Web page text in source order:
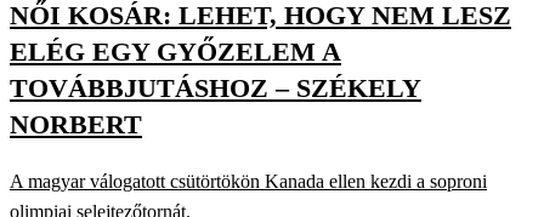
NŐI KOSÁR: LEHET, HOGY NEM LESZ
ELÉG EGY GYŐZELEM A
TOVÁBBJUTÁSHOZ – SZÉKELY
NORBERT
A magyar válogatott csütörtökön Kanada ellen kezdi a soproni
olimpiai selejtezőtornát.